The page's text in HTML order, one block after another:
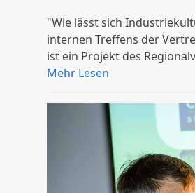
"Wie lässt sich
internen Treffens der
ist ein Projekt des
Mehr Lesen